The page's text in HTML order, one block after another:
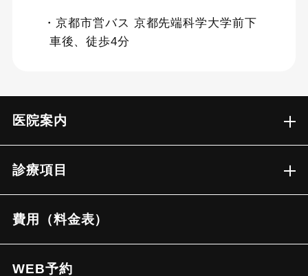
・京都市営バス 京都先端科学大学前下
車後、徒歩4分
医院案内
診療項目
費用（料金表）
WEB予約